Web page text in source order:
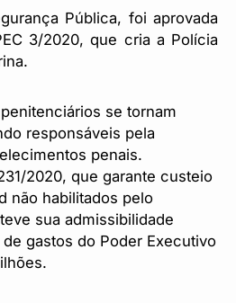
Pública, foi aprovada
3/2020, que cria a Polícia
se tornam
responsáveis pela
penais.
2020, que garante custeio
não habilitados pelo
sua admissibilidade
gastos do Poder Executivo